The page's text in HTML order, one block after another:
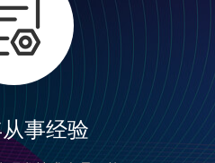
事经验